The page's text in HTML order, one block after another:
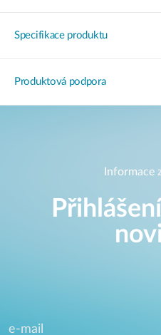
Specifikace produktu
Produktová podpora
Informace